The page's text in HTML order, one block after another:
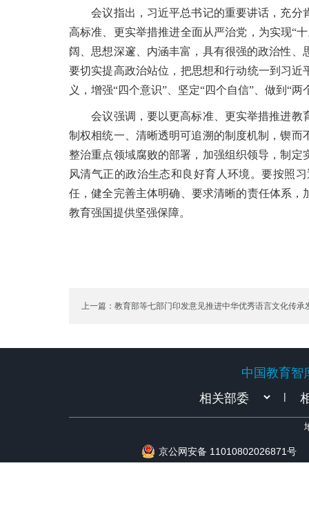
会议指出，习近平总书记的重要讲话，充分
高标准、更实举措推进全面从严治党，为实现“
阔、思想深邃、内涵丰富，具有很强的政治性
要切实提高政治站位，把思想和行动统一到习
义，增强“四个意识”、坚定“四个自信”、做到“
会议强调，要以更高标准、更实举措推进教
制权相统一、清晰透明可追溯的制度机制，锲
整治重点领域腐败的部署，加强组织领导，制
风清气正的政治生态和良好育人环境。要按照
任，健全完善主体明确、要求清晰的责任体系
教育强国提供坚强保障。
上一篇：教育部等七部门印发意见推进中华优秀语言文化传承
中国教育智
|
京公网安备 11010802026871号